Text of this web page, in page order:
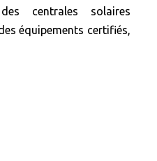
centrales solaires
équipements certifiés,